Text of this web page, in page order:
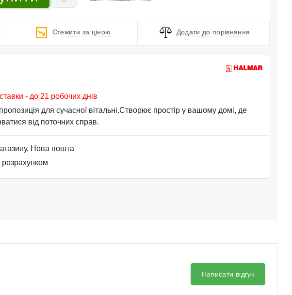
Стежити за ціною Додати до порівняння
- до 21 робочих днів
для сучасної вітальні.Створює простір у вашому домі, де
від поточних справ.
Нова пошта
розрахунком
Написати відгук